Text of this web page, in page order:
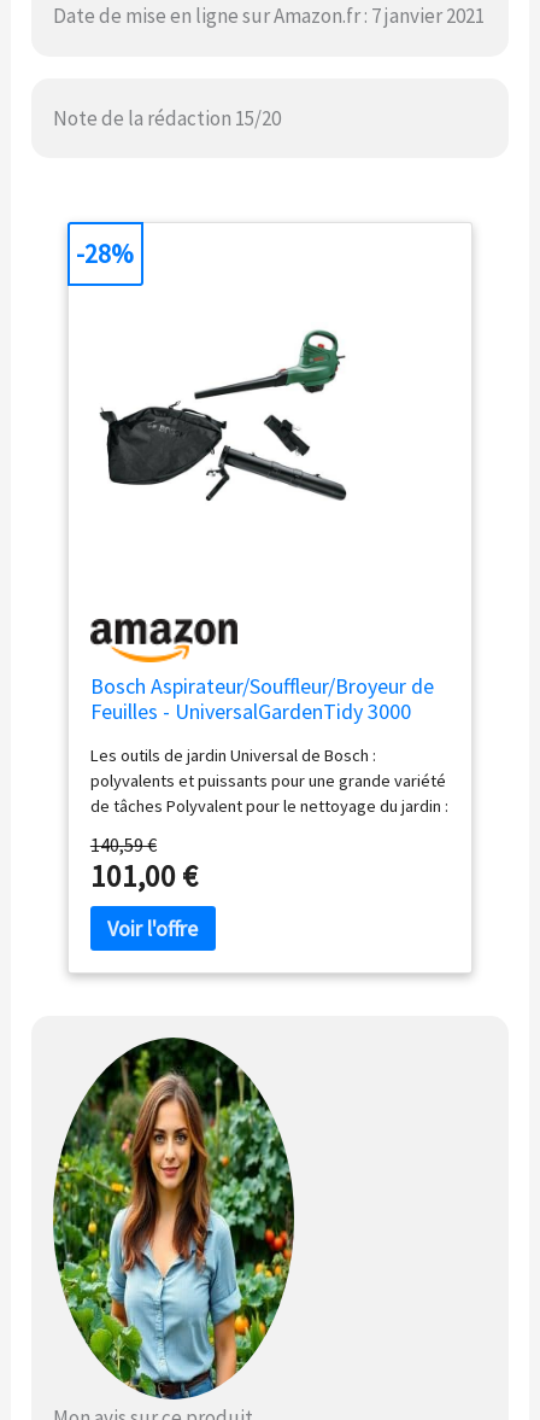
Date de mise en ligne sur Amazon.fr : 7 janvier 2021
Note de la rédaction 15/20
Bosch Aspirateur/Souffleur/Broyeur de
Feuilles - UniversalGardenTidy 3000
Les outils de jardin Universal de Bosch :
polyvalents et puissants pour une grande variété
de tâches Polyvalent pour le nettoyage du jardin :
de nettoyage 3 en 1 permettant à la fois
d’aspirer, de souffler et de broyer les feuilles et
déchets végétaux Grand confort acoustique : L’
aspirateur de feuilles affiche avec 99 dB(A) un
niveau sonore réduit de jusqu’à 75 %
Changement de mode en un seul geste :
sans outil, avec mécanisme de desserrage
rapide Livré avec : UniversalGardenTidy 3000,
bandoulière, emballage carton
140,59 €
101,00 €
-28%